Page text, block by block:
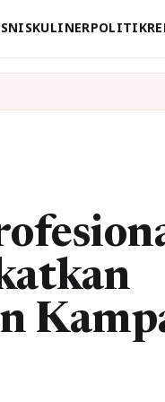
KULINERPOLITIK